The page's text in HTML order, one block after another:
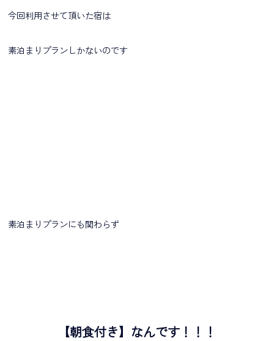
今回利用させて頂いた宿は
素泊まりプランしかないのです
素泊まりプランにも関わらず
【朝食付き】 なんです！！！